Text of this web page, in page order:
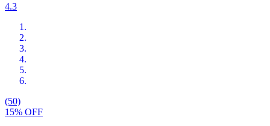
4.3
(50)
15% OFF